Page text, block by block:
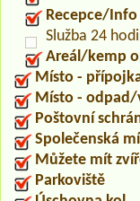
Recepce/
Služba 24
Areál/kemp
Místo -
Místo - odpad/
Poštovní
Společenská
Můžete mít
Parkoviště